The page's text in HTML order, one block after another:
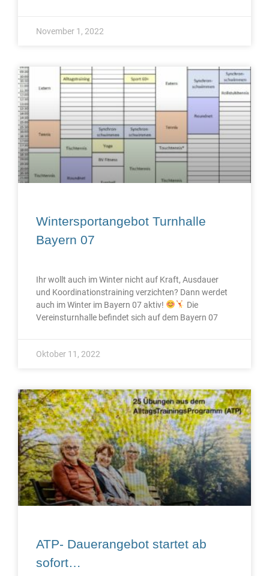
November 1, 2022
Wintersportangebot Turnhalle
Bayern 07
Ihr wollt auch im Winter nicht auf Kraft, Ausdauer
und Koordinationstraining verzichten? Dann werdet
auch im Winter im Bayern 07 aktiv!
Die
Vereinsturnhalle befindet sich auf dem Bayern 07
Oktober 11, 2022
ATP- Dauerangebot startet ab
sofort…